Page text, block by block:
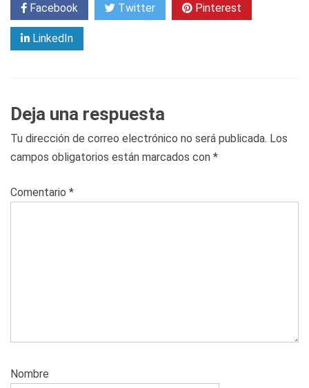
Facebook Twitter Pinterest
LinkedIn
Deja una respuesta
Tu dirección de correo electrónico no será publicada. Los
campos obligatorios están marcados con *
Comentario *
Nombre